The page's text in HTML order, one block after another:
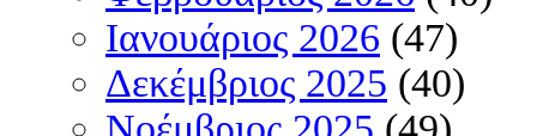
Ιανουάριος 2026 (47)
Δεκέμβριος 2025 (40)